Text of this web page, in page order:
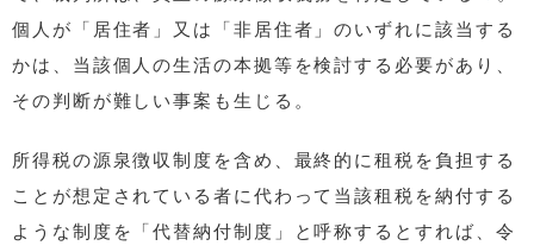
個人が「居住者」又は「非居住者」のいずれに該当する
かは、当該個人の生活の本拠等を検討する必要があり、
その判断が難しい事案も生じる。
所得税の源泉徴収制度を含め、最終的に租税を負担する
ことが想定されている者に代わって当該租税を納付する
ような制度を「代替納付制度」と呼称するとすれば、令